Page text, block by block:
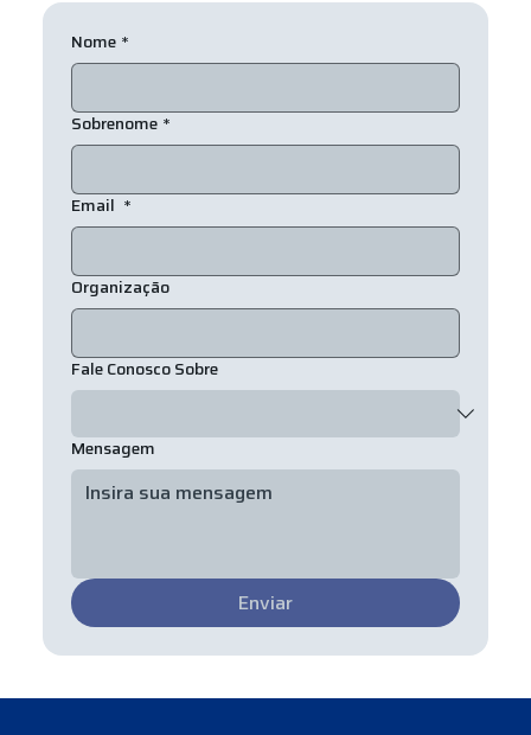
Nome *
Sobrenome *
Email *
Organização
Fale Conosco Sobre
Mensagem
Enviar